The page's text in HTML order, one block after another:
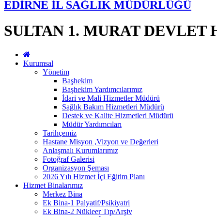
EDİRNE İL SAĞLIK MÜDÜRLÜĞÜ
SULTAN 1. MURAT DEVLET
Kurumsal
Yönetim
Başhekim
Başhekim Yardımcılarımız
İdari ve Mali Hizmetler Müdürü
Sağlık Bakım Hizmetleri Müdürü
Destek ve Kalite Hizmetleri Müdürü
Müdür Yardımcıları
Tarihçemiz
Hastane Misyon ,Vizyon ve Değerleri
Anlaşmalı Kurumlarımız
Fotoğraf Galerisi
Organizasyon Şeması
2026 Yılı Hizmet İçi Eğitim Planı
Hizmet Binalarımız
Merkez Bina
Ek Bina-1 Palyatif/Psikiyatri
Ek Bina-2 Nükleer Tıp/Arşiv